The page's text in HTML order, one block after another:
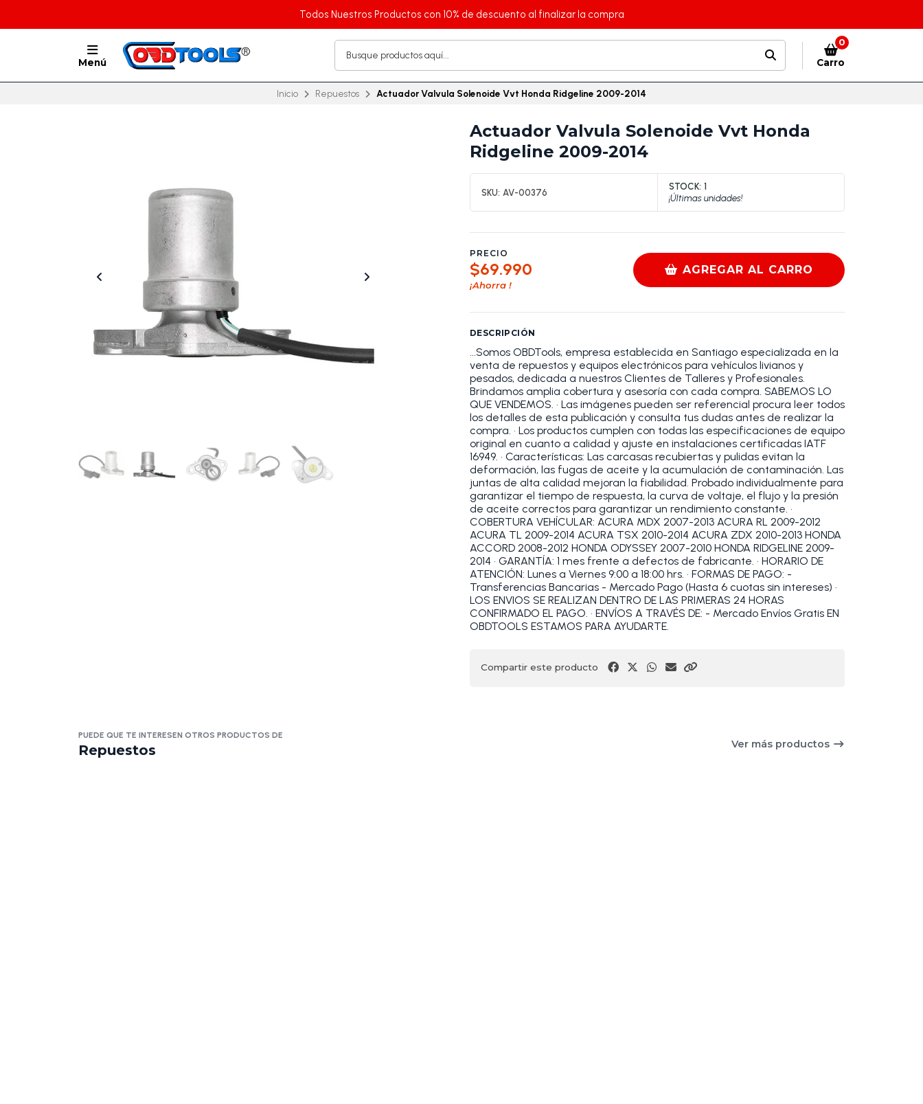
Todos Nuestros Productos con 10% de descuento al finalizar la compra
Menú
0
Carro
Inicio Repuestos Actuador Valvula Solenoide Vvt Honda Ridgeline 2009-2014
Actuador Valvula Solenoide Vvt Honda
Ridgeline 2009-2014
SKU: AV-00376
STOCK: 1
¡Últimas unidades!
PRECIO
$69.990
¡Ahorra !
AGREGAR AL CARRO
DESCRIPCIÓN
...Somos OBDTools, empresa establecida en Santiago especializada en la
venta de repuestos y equipos electrónicos para vehículos livianos y
pesados, dedicada a nuestros Clientes de Talleres y Profesionales.
Brindamos amplia cobertura y asesoría con cada compra. SABEMOS LO
QUE VENDEMOS. • Las imágenes pueden ser referencial procura leer todos
los detalles de esta publicación y consulta tus dudas antes de realizar la
compra. • Los productos cumplen con todas las especificaciones de equipo
original en cuanto a calidad y ajuste en instalaciones certificadas IATF
16949. • Características: Las carcasas recubiertas y pulidas evitan la
deformación, las fugas de aceite y la acumulación de contaminación. Las
juntas de alta calidad mejoran la fiabilidad. Probado individualmente para
garantizar el tiempo de respuesta, la curva de voltaje, el flujo y la presión
de aceite correctos para garantizar un rendimiento constante. •
COBERTURA VEHÍCULAR: ACURA MDX 2007-2013 ACURA RL 2009-2012
ACURA TL 2009-2014 ACURA TSX 2010-2014 ACURA ZDX 2010-2013 HONDA
ACCORD 2008-2012 HONDA ODYSSEY 2007-2010 HONDA RIDGELINE 2009-
2014 • GARANTÍA: 1 mes frente a defectos de fabricante. • HORARIO DE
ATENCIÓN: Lunes a Viernes 9:00 a 18:00 hrs. • FORMAS DE PAGO: -
Transferencias Bancarias - Mercado Pago (Hasta 6 cuotas sin intereses) •
LOS ENVIOS SE REALIZAN DENTRO DE LAS PRIMERAS 24 HORAS
CONFIRMADO EL PAGO. • ENVÍOS A TRAVÉS DE: - Mercado Envíos Gratis EN
OBDTOOLS ESTAMOS PARA AYUDARTE.
Compartir este producto
PUEDE QUE TE INTERESEN OTROS PRODUCTOS DE
Repuestos Ver más productos